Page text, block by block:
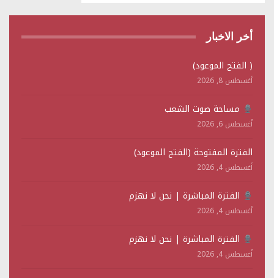
أخر الاخبار
( الفتح الموعود)
أغسطس 8, 2026
مساحة صوت الشعب
أغسطس 6, 2026
الفترة المفتوحة (الفتح الموعود)
أغسطس 4, 2026
الفترة المباشرة | نحن لا نهزم
أغسطس 4, 2026
الفترة المباشرة | نحن لا نهزم
أغسطس 4, 2026